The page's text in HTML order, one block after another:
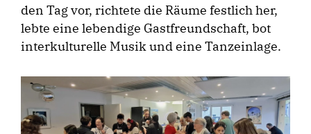
den Tag vor, richtete die Räume festlich her,
lebte eine lebendige Gastfreundschaft, bot
interkulturelle Musik und eine Tanzeinlage.